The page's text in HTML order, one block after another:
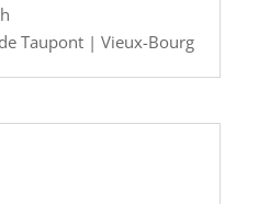
Taupont | Vieux-Bourg